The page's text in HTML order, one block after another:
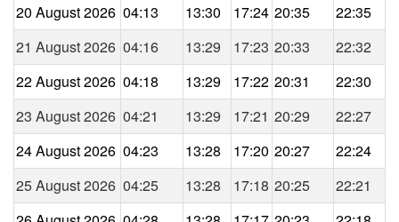
20 August 2026 04:13 13:30 17:24 20:35
22:35
21 August 2026 04:16 13:29 17:23 20:33
22:32
22 August 2026 04:18 13:29 17:22 20:31
22:30
23 August 2026 04:21 13:29 17:21 20:29
22:27
24 August 2026 04:23 13:28 17:20 20:27
22:24
25 August 2026 04:25 13:28 17:18 20:25
22:21